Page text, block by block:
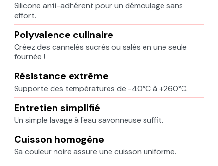
Silicone anti-adhérent pour un démoulage sans
effort.
Polyvalence culinaire
Créez des cannelés sucrés ou salés en une seule
fournée !
Résistance extrême
Supporte des températures de -40°C à +260°C.
Entretien simplifié
Un simple lavage à l'eau savonneuse suffit.
Cuisson homogène
Sa couleur noire assure une cuisson uniforme.